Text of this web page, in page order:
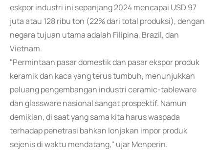
eskpor industri ini sepanjang 2024 mencapai USD 97
juta atau 128 ribu ton (22% dari total produksi), dengan
negara tujuan utama adalah Filipina, Brazil, dan
Vietnam.
"Permintaan pasar domestik dan pasar ekspor produk
keramik dan kaca yang terus tumbuh, menunjukkan
peluang pengembangan industri ceramic-tableware
dan glassware nasional sangat prospektif. Namun
demikian, di saat yang sama kita harus waspada
terhadap penetrasi bahkan lonjakan impor produk
sejenis di waktu mendatang," ujar Menperin.